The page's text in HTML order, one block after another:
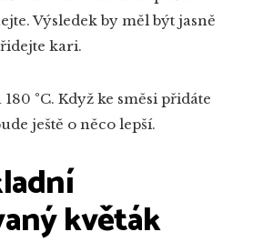
Výsledek by měl být jasně
kari.
°C. Když ke směsi přidáte
ještě o něco lepší.
květák